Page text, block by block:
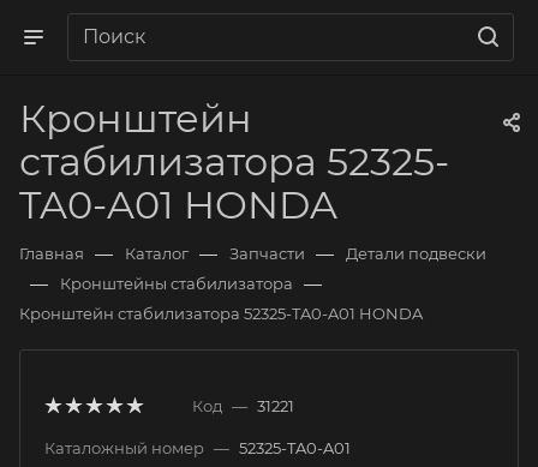
Кронштейн
стабилизатора 52325-
TA0-A01 HONDA
Главная — Каталог — Запчасти — Детали подвески
— Кронштейны стабилизатора —
Кронштейн стабилизатора 52325-TA0-A01 HONDA
Код — 31221
Каталожный номер — 52325-TA0-A01